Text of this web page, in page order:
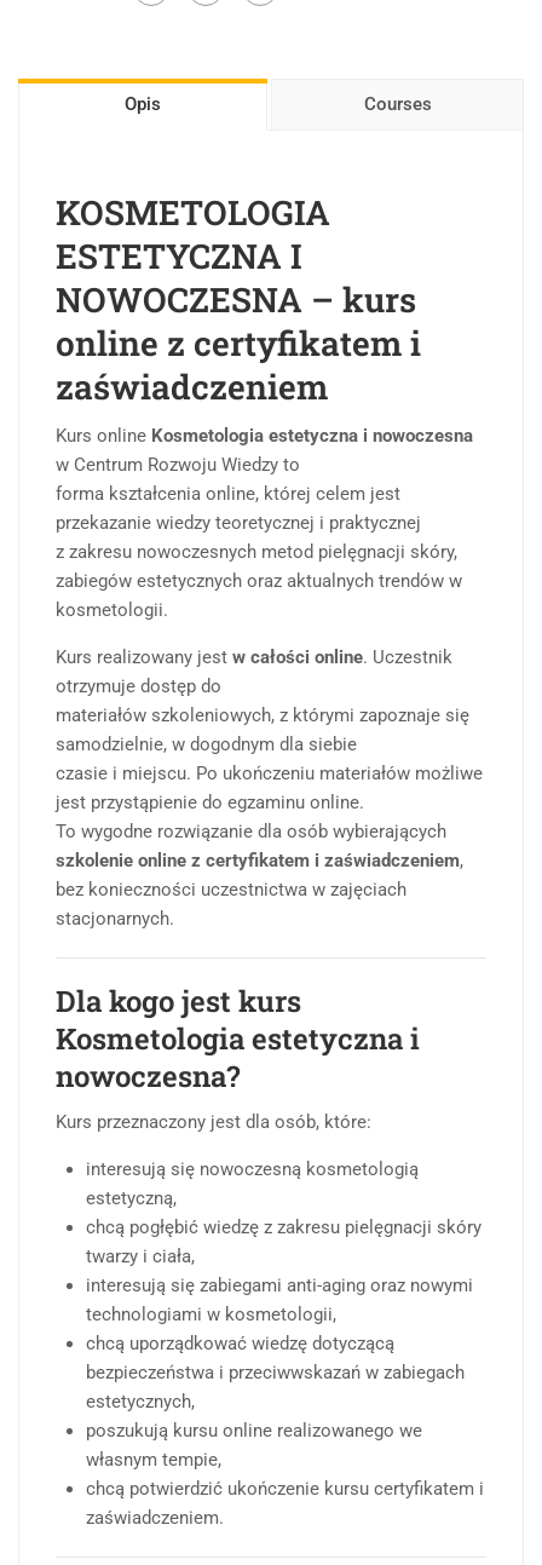
Opis Courses
KOSMETOLOGIA
ESTETYCZNA I
NOWOCZESNA – kurs
online z certyfikatem i
zaświadczeniem
Kurs online Kosmetologia estetyczna i nowoczesna
w Centrum Rozwoju Wiedzy to
forma kształcenia online, której celem jest
przekazanie wiedzy teoretycznej i praktycznej
z zakresu nowoczesnych metod pielęgnacji skóry,
zabiegów estetycznych oraz aktualnych trendów w
kosmetologii.
Kurs realizowany jest w całości online. Uczestnik
otrzymuje dostęp do
materiałów szkoleniowych, z którymi zapoznaje się
samodzielnie, w dogodnym dla siebie
czasie i miejscu. Po ukończeniu materiałów możliwe
jest przystąpienie do egzaminu online.
To wygodne rozwiązanie dla osób wybierających
szkolenie online z certyfikatem i zaświadczeniem,
bez konieczności uczestnictwa w zajęciach
stacjonarnych.
Dla kogo jest kurs
Kosmetologia estetyczna i
nowoczesna?
Kurs przeznaczony jest dla osób, które:
interesują się nowoczesną kosmetologią
estetyczną,
chcą pogłębić wiedzę z zakresu pielęgnacji skóry
twarzy i ciała,
interesują się zabiegami anti-aging oraz nowymi
technologiami w kosmetologii,
chcą uporządkować wiedzę dotyczącą
bezpieczeństwa i przeciwwskazań w zabiegach
estetycznych,
poszukują kursu online realizowanego we
własnym tempie,
chcą potwierdzić ukończenie kursu certyfikatem i
zaświadczeniem.